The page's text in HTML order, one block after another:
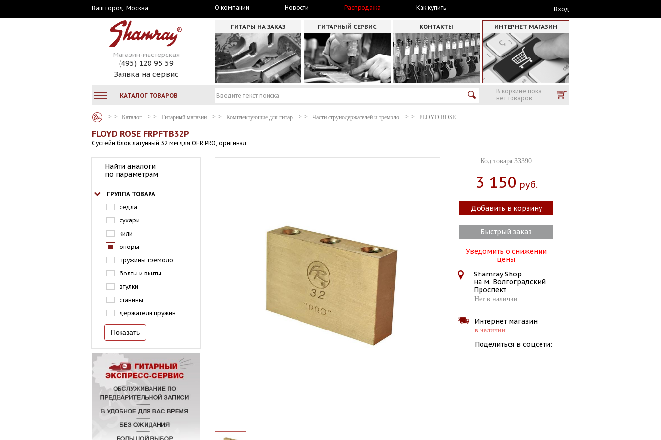
Ваш город: Москва О компании Новости Распродажа Как купить Вход
Магазин-мастерская
(495) 128 95 59
Заявка на сервис
ГИТАРЫ НА ЗАКАЗ ГИТАРНЫЙ СЕРВИС КОНТАКТЫ ИНТЕРНЕТ МАГАЗИН
КАТАЛОГ ТОВАРОВ
В корзине пока
нет товаров
Каталог Гитарный магазин Комплектующие для гитар Части струнодержателей и тремоло FLOYD ROSE
FLOYD ROSE FRPFTB32P
Сустейн блок латунный 32 мм для OFR PRO, оригинал
Найти аналоги
по параметрам
ГРУППА ТОВАРА
седла
сухари
кили
опоры
пружины тремоло
болты и винты
втулки
станины
держатели пружин
Код товара 33390
3 150 Руб.
Добавить в корзину
Быстрый заказ
Уведомить о снижении
цены
Shamray Shop
на м. Волгоградский
Проспект
Нет в наличии
Интернет магазин
в наличии
Поделиться в соцсети: